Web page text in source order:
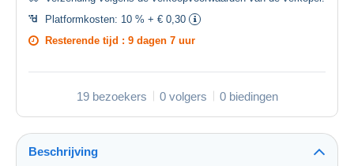
Platformkosten: 10 % + € 0,30
Resterende tijd : 9 dagen 7 uur
19 bezoekers 0 volgers 0 biedingen
Beschrijving